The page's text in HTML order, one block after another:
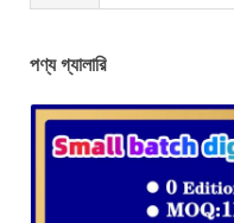
পণ্য গ্যালারি